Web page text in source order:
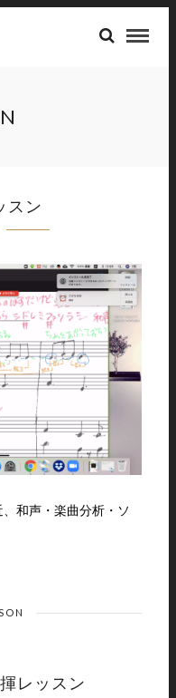
スン
和声・楽曲分析・ソ
レッスン